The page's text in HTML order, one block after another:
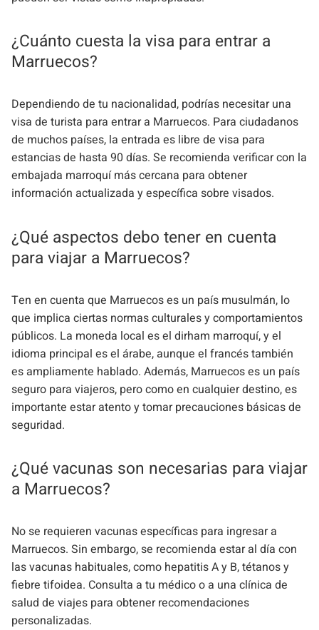
¿Cuánto cuesta la visa para entrar a
Marruecos?
Dependiendo de tu nacionalidad, podrías necesitar una
visa de turista para entrar a Marruecos. Para ciudadanos
de muchos países, la entrada es libre de visa para
estancias de hasta 90 días. Se recomienda verificar con la
embajada marroquí más cercana para obtener
información actualizada y específica sobre visados.
¿Qué aspectos debo tener en cuenta
para viajar a Marruecos?
Ten en cuenta que Marruecos es un país musulmán, lo
que implica ciertas normas culturales y comportamientos
públicos. La moneda local es el dirham marroquí, y el
idioma principal es el árabe, aunque el francés también
es ampliamente hablado. Además, Marruecos es un país
seguro para viajeros, pero como en cualquier destino, es
importante estar atento y tomar precauciones básicas de
seguridad.
¿Qué vacunas son necesarias para viajar
a Marruecos?
No se requieren vacunas específicas para ingresar a
Marruecos. Sin embargo, se recomienda estar al día con
las vacunas habituales, como hepatitis A y B, tétanos y
fiebre tifoidea. Consulta a tu médico o a una clínica de
salud de viajes para obtener recomendaciones
personalizadas.